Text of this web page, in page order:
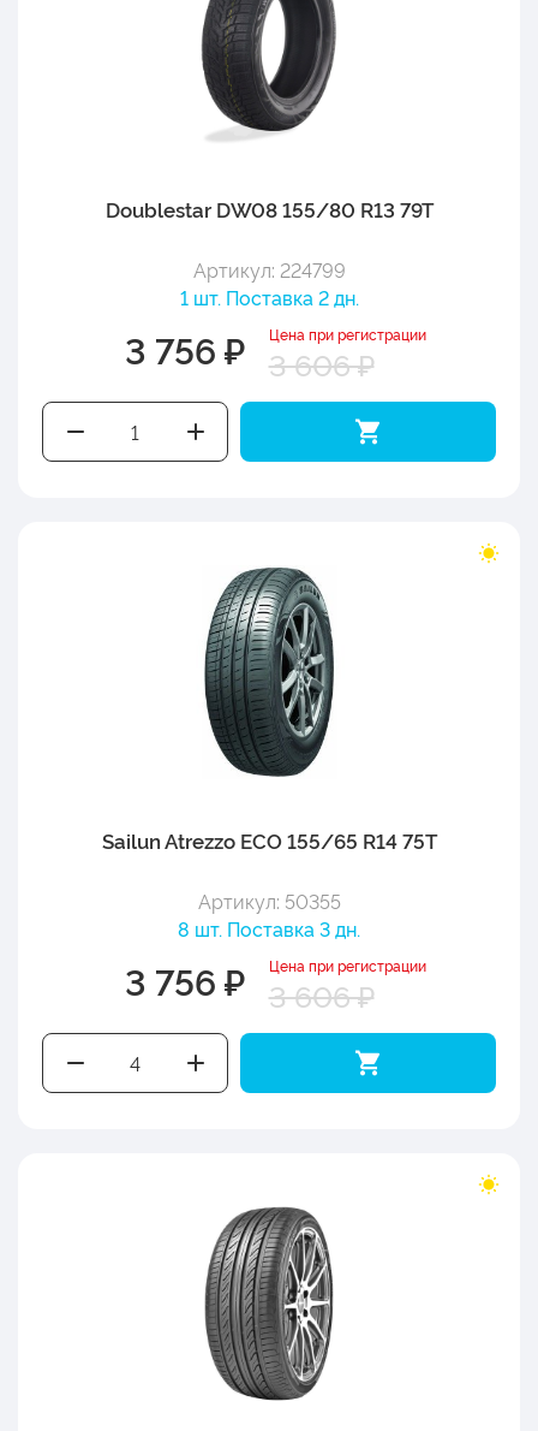
Doublestar DW08 155/80 R13 79T
Артикул: 224799
1 шт. Поставка 2 дн.
3 756 ₽ Цена при регистрации
3 606 ₽
Sailun Atrezzo ECO 155/65 R14 75T
Артикул: 50355
8 шт. Поставка 3 дн.
3 756 ₽ Цена при регистрации
3 606 ₽